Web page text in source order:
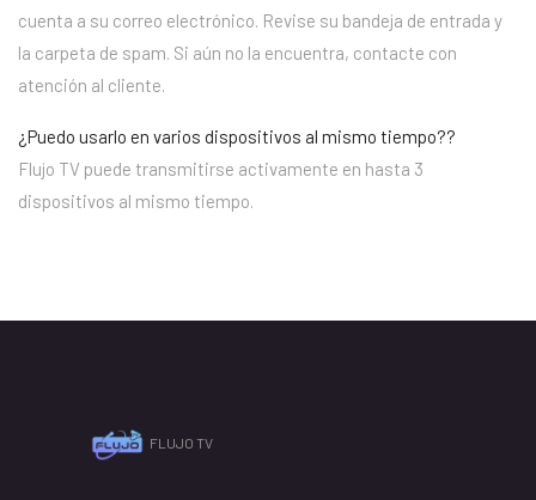
cuenta a su correo electrónico. Revise su bandeja de entrada y
la carpeta de spam. Si aún no la encuentra, contacte con
atención al cliente.
¿Puedo usarlo en varios dispositivos al mismo tiempo??
Flujo TV puede transmitirse activamente en hasta 3
dispositivos al mismo tiempo.
FLUJO TV